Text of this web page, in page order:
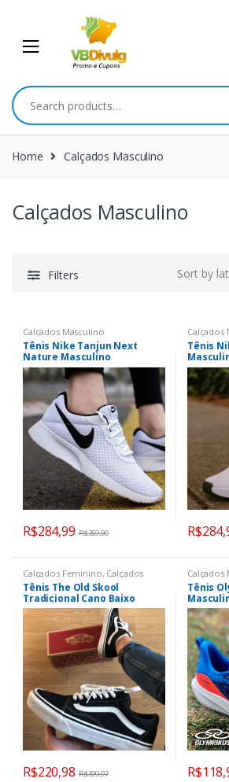
navigation
content
Search
for:
Home Calçados Masculino
Calçados Masculino
Filters
Calçados Masculino
Tênis Nike Tanjun Next
Nature Masculino
R$284,99 R$359,90
Calçados
Tênis
R$
Calçados Feminino, Calçados
Masculino
Tênis The Old Skool
Tradicional Cano Baixo
Unissex Black Ori
R$220,98 R$399,97
Calçados
Tênis
R$